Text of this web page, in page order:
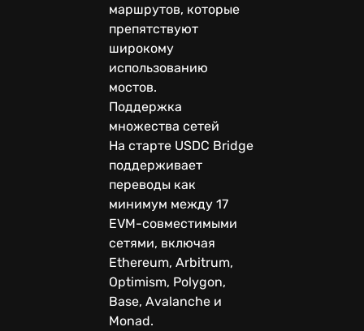
маршрутов, которые
препятствуют
широкому
использованию
мостов.
Поддержка
множества сетей
На старте USDC Bridge
поддерживает
переводы как
минимум между 17
EVM-совместимыми
сетями, включая
Ethereum, Arbitrum,
Optimism, Polygon,
Base, Avalanche и
Monad.